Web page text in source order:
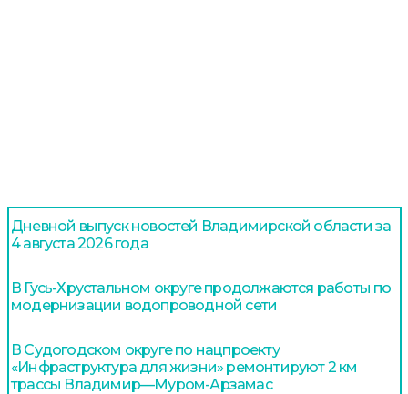
Дневной выпуск новостей Владимирской области за
4 августа 2026 года
В Гусь-Хрустальном округе продолжаются работы по
модернизации водопроводной сети
В Судогодском округе по нацпроекту
«Инфраструктура для жизни» ремонтируют 2 км
трассы Владимир—Муром-Арзамас